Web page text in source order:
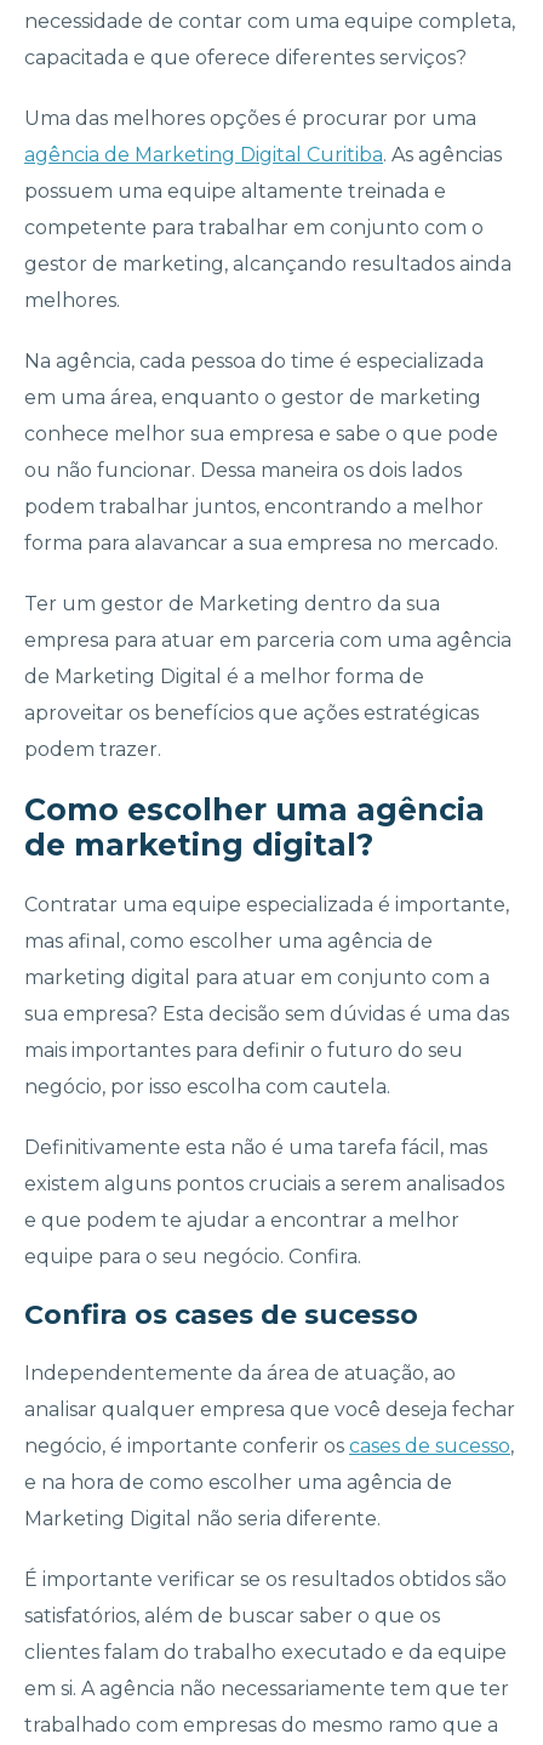
necessidade de contar com uma equipe completa,
capacitada e que oferece diferentes serviços?
Uma das melhores opções é procurar por uma
agência de Marketing Digital Curitiba. As agências
possuem uma equipe altamente treinada e
competente para trabalhar em conjunto com o
gestor de marketing, alcançando resultados ainda
melhores.
Na agência, cada pessoa do time é especializada
em uma área, enquanto o gestor de marketing
conhece melhor sua empresa e sabe o que pode
ou não funcionar. Dessa maneira os dois lados
podem trabalhar juntos, encontrando a melhor
forma para alavancar a sua empresa no mercado.
Ter um gestor de Marketing dentro da sua
empresa para atuar em parceria com uma agência
de Marketing Digital é a melhor forma de
aproveitar os benefícios que ações estratégicas
podem trazer.
Como escolher uma agência
de marketing digital?
Contratar uma equipe especializada é importante,
mas afinal, como escolher uma agência de
marketing digital para atuar em conjunto com a
sua empresa? Esta decisão sem dúvidas é uma das
mais importantes para definir o futuro do seu
negócio, por isso escolha com cautela.
Definitivamente esta não é uma tarefa fácil, mas
existem alguns pontos cruciais a serem analisados
e que podem te ajudar a encontrar a melhor
equipe para o seu negócio. Confira.
Confira os cases de sucesso
Independentemente da área de atuação, ao
analisar qualquer empresa que você deseja fechar
negócio, é importante conferir os cases de sucesso,
e na hora de como escolher uma agência de
Marketing Digital não seria diferente.
É importante verificar se os resultados obtidos são
satisfatórios, além de buscar saber o que os
clientes falam do trabalho executado e da equipe
em si. A agência não necessariamente tem que ter
trabalhado com empresas do mesmo ramo que a